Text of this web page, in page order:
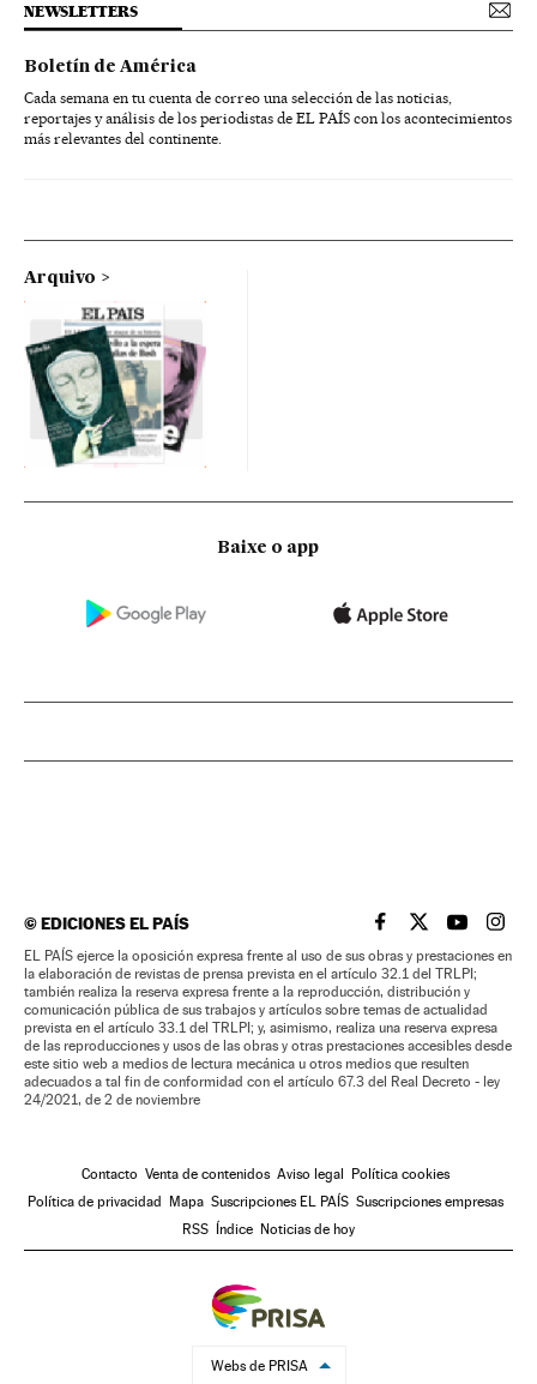
NEWSLETTERS
Boletín de América
Cada semana en tu cuenta de correo una selección de las noticias,
reportajes y análisis de los periodistas de EL PAÍS con los acontecimientos
más relevantes del continente.
Arquivo
Baixe o app
©EDICIONES EL PAÍS EL PAÍS BRASIL EN
EL PAÍSEL PAÍS
EL
EL PAÍS ejerce la oposición expresa frente al uso de sus obras y prestaciones en
la elaboración de revistas de prensa prevista en el artículo 32.1 del TRLPI;
también realiza la reserva expresa frente a la reproducción, distribución y
comunicación pública de sus trabajos y artículos sobre temas de actualidad
prevista en el artículo 33.1 del TRLPI; y, asimismo, realiza una reserva expresa
de las reproducciones y usos de las obras y otras prestaciones accesibles desde
este sitio web a medios de lectura mecánica u otros medios que resulten
adecuados a tal fin de conformidad con el artículo 67.3 del Real Decreto - ley
24/2021, de 2 de noviembre
Contacto Venta de contenidos Aviso legal
Política cookies
Política de privacidad
Mapa Suscripciones EL PAÍS Suscripciones empresas
RSS
Índice Noticias de hoy
Webs de PRISA